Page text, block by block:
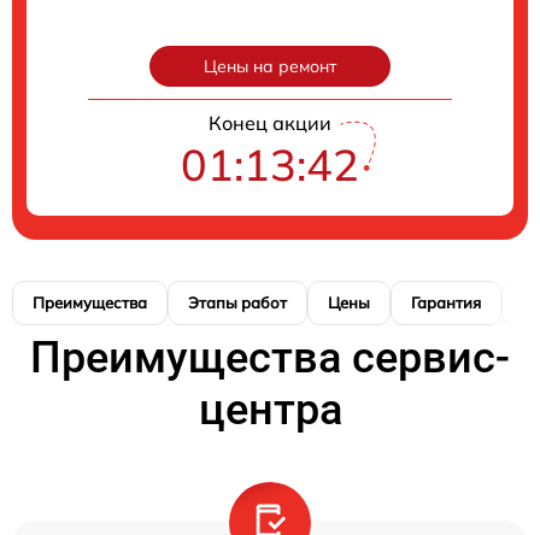
Цены на ремонт
Конец акции
01:13:41
Преимущества Этапы работ Цены Гарантия
Преимущества сервис-
центра